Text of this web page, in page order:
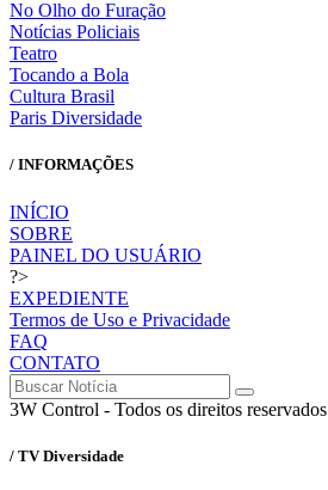
No Olho do Furação
Notícias Policiais
Teatro
Tocando a Bola
Cultura Brasil
Paris Diversidade
/ INFORMAÇÕES
INÍCIO
SOBRE
PAINEL DO USUÁRIO
?>
EXPEDIENTE
Termos de Uso e Privacidade
FAQ
CONTATO
3W Control - Todos os direitos reservados
/ TV Diversidade